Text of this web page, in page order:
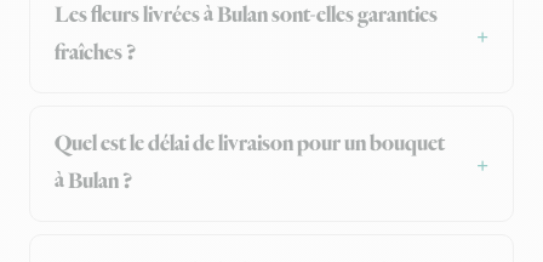
Les fleurs livrées à Bulan sont-elles garanties
fraîches ?
Quel est le délai de livraison pour un bouquet
à Bulan ?